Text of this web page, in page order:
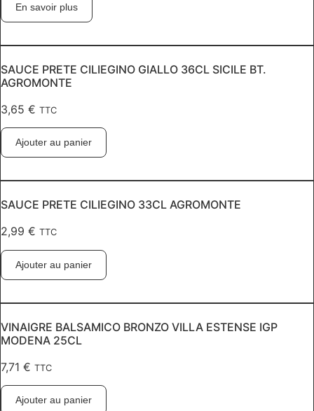
En savoir plus
SAUCE PRETE CILIEGINO GIALLO 36CL SICILE BT.
AGROMONTE
3,65 € TTC
Ajouter au panier
SAUCE PRETE CILIEGINO 33CL AGROMONTE
2,99 € TTC
Ajouter au panier
VINAIGRE BALSAMICO BRONZO VILLA ESTENSE IGP
MODENA 25CL
7,71 € TTC
Ajouter au panier